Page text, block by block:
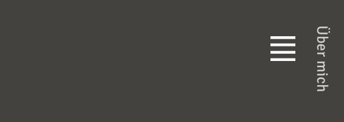
Über mich